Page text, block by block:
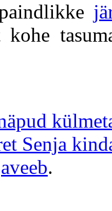
Senja
.